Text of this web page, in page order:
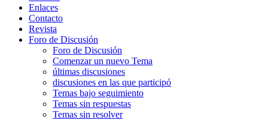
Enlaces
Contacto
Revista
Foro de Discusión
Foro de Discusión
Comenzar un nuevo Tema
últimas discusiones
discusiones en las que participó
Temas bajo seguimiento
Temas sin respuestas
Temas sin resolver